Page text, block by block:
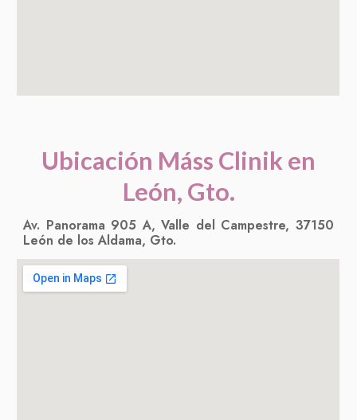
Ubicación Máss Clinik en
León, Gto.
Av. Panorama 905 A, Valle del Campestre, 37150
León de los Aldama, Gto.